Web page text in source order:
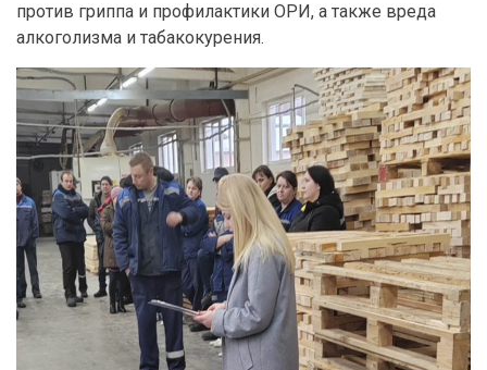
против гриппа и профилактики ОРИ, а также вреда
алкоголизма и табакокурения.